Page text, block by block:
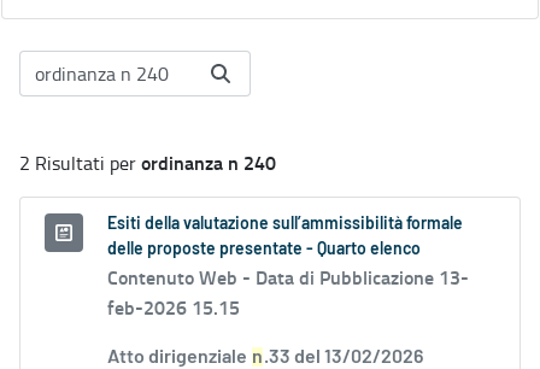
2 Risultati perordinanza n 240
Esiti della valutazione sull’ammissibilità formale
delle proposte presentate - Quarto elenco
Contenuto Web - Data di Pubblicazione 13-
feb-2026 15.15
Atto dirigenziale n.33 del 13/02/2026